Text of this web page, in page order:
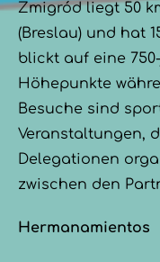
Żmigród liegt 50
(Breslau) und hat
blickt auf eine
Höhepunkte
Besuche sind
Veranstaltungen,
Delegationen
zwischen den
Hermanamientos